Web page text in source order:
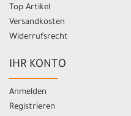
Top Artikel
Versandkosten
Widerrufsrecht
IHR KONTO
Anmelden
Registrieren